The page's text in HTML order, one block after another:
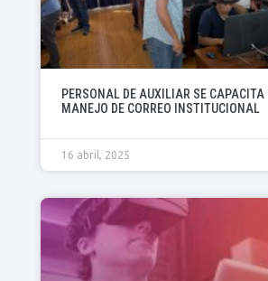
PERSONAL DE AUXILIAR SE CAPACITA
MANEJO DE CORREO INSTITUCIONAL
16 abril, 2025